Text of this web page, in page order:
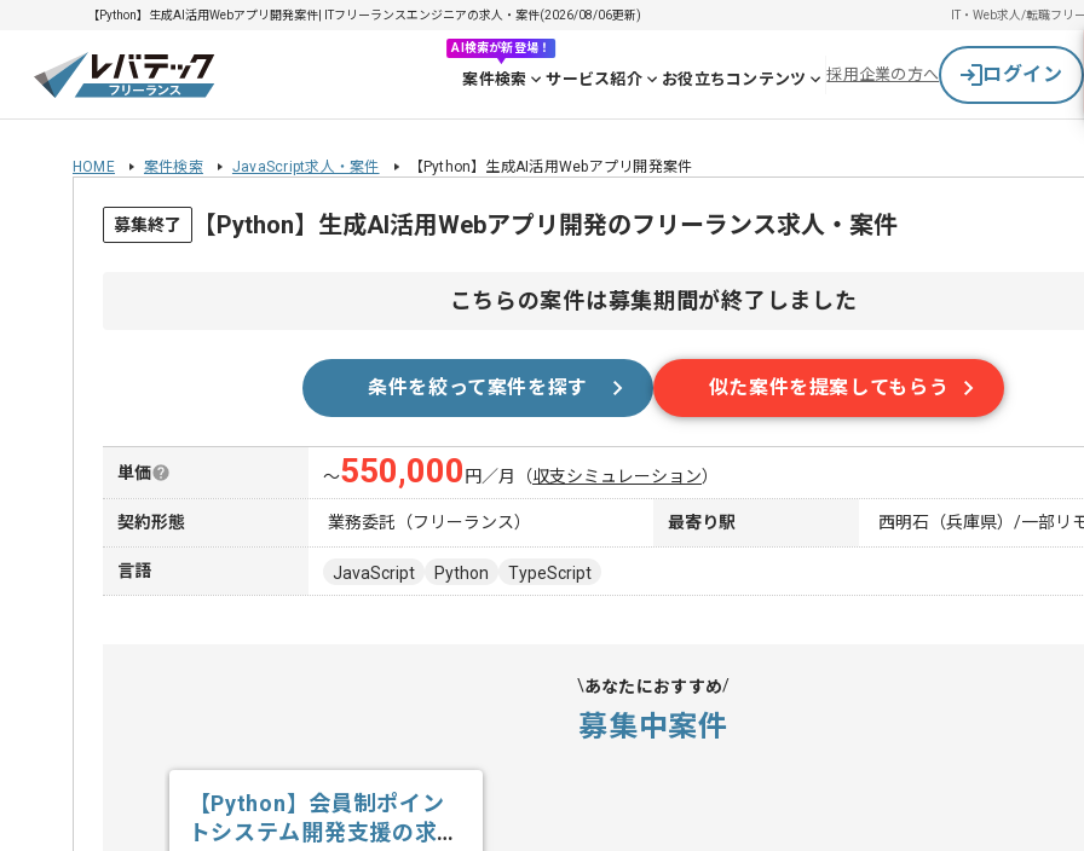
【Python】生成AI活用Webアプリ開発案件| ITフリーランスエンジニアの求人・案件(2026/08/06更新) IT・Web求人/転職フリ
AI検索が新登場！
案件検索 サービス紹介 お役立ちコンテンツ 採用企業の方へ ログイン
HOME 案件検索 JavaScript求人・案件 【Python】生成AI活用Webアプリ開発案件
募集終了 【Python】生成AI活用Webアプリ開発のフリーランス求人・案件
こちらの案件は募集期間が終了しました
条件を絞って案件を探す 似た案件を提案してもらう
単価 〜550,000 円／月 （収支シミュレーション）
契約形態 業務委託（フリーランス） 最寄り駅 西明石（兵庫県）/一部リ
言語 JavaScript Python TypeScript
あなたにおすすめ
募集中案件
【Python】会員制ポイン
トシステム開発支援の求